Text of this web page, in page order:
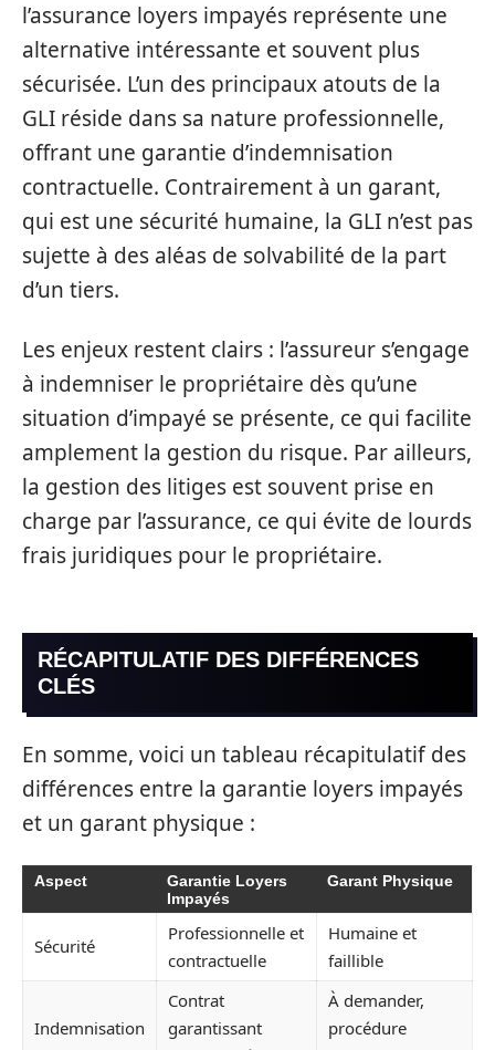
l’assurance loyers impayés représente une
alternative intéressante et souvent plus
sécurisée. L’un des principaux atouts de la
GLI réside dans sa nature professionnelle,
offrant une garantie d’indemnisation
contractuelle. Contrairement à un garant,
qui est une sécurité humaine, la GLI n’est pas
sujette à des aléas de solvabilité de la part
d’un tiers.
Les enjeux restent clairs : l’assureur s’engage
à indemniser le propriétaire dès qu’une
situation d’impayé se présente, ce qui facilite
amplement la gestion du risque. Par ailleurs,
la gestion des litiges est souvent prise en
charge par l’assurance, ce qui évite de lourds
frais juridiques pour le propriétaire.
RÉCAPITULATIF DES DIFFÉRENCES
CLÉS
En somme, voici un tableau récapitulatif des
différences entre la garantie loyers impayés
et un garant physique :
Aspect
Garantie Loyers
Impayés
Garant Physique
Sécurité
Professionnelle et
contractuelle
Humaine et
faillible
Indemnisation
Contrat
garantissant
À demander,
procédure